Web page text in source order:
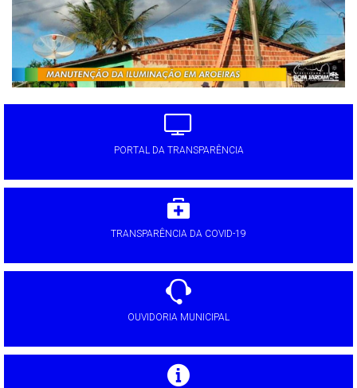
PORTAL DA TRANSPARÊNCIA
TRANSPARÊNCIA DA COVID-19
OUVIDORIA MUNICIPAL